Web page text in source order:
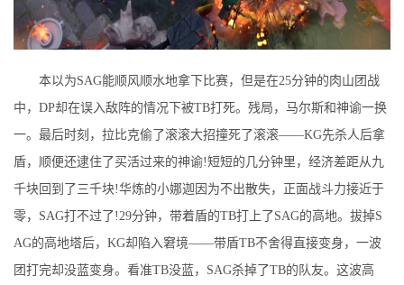
本以为SAG能顺风顺水地拿下比赛，但是在25分钟的肉山团战
中，DP却在误入敌阵的情况下被TB打死。残局，马尔斯和神谕一换
一。最后时刻，拉比克偷了滚滚大招撞死了滚滚——KG先杀人后拿
盾，顺便还逮住了买活过来的神谕!短短的几分钟里，经济差距从九
千块回到了三千块!华炼的小娜迦因为不出散失，正面战斗力接近于
零，SAG打不过了!29分钟，带着盾的TB打上了SAG的高地。拔掉S
AG的高地塔后，KG却陷入窘境——带盾TB不舍得直接变身，一波
团打完却没蓝变身。看准TB没蓝，SAG杀掉了TB的队友。这波高